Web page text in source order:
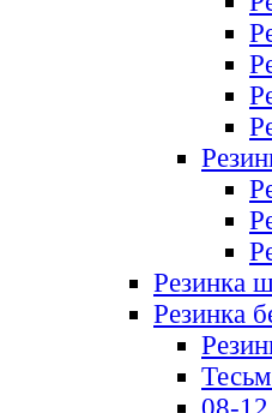
Резинка
Резинка